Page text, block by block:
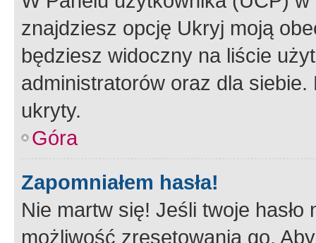
znajdziesz opcję Ukryj moją
będziesz widoczny na liście
administratorów oraz dla
ukryty.
Góra
Zapomniałem hasła!
Nie martw się! Jeśli twoje
możliwość zresetowania go.